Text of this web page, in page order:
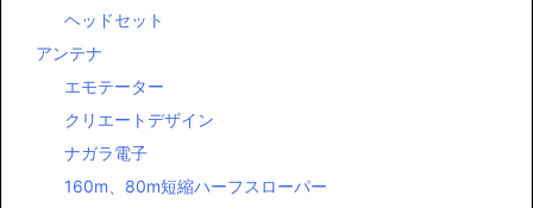
ヘッドセット
アンテナ
エモテーター
クリエートデザイン
ナガラ電子
160m、80m短縮ハーフスローパー